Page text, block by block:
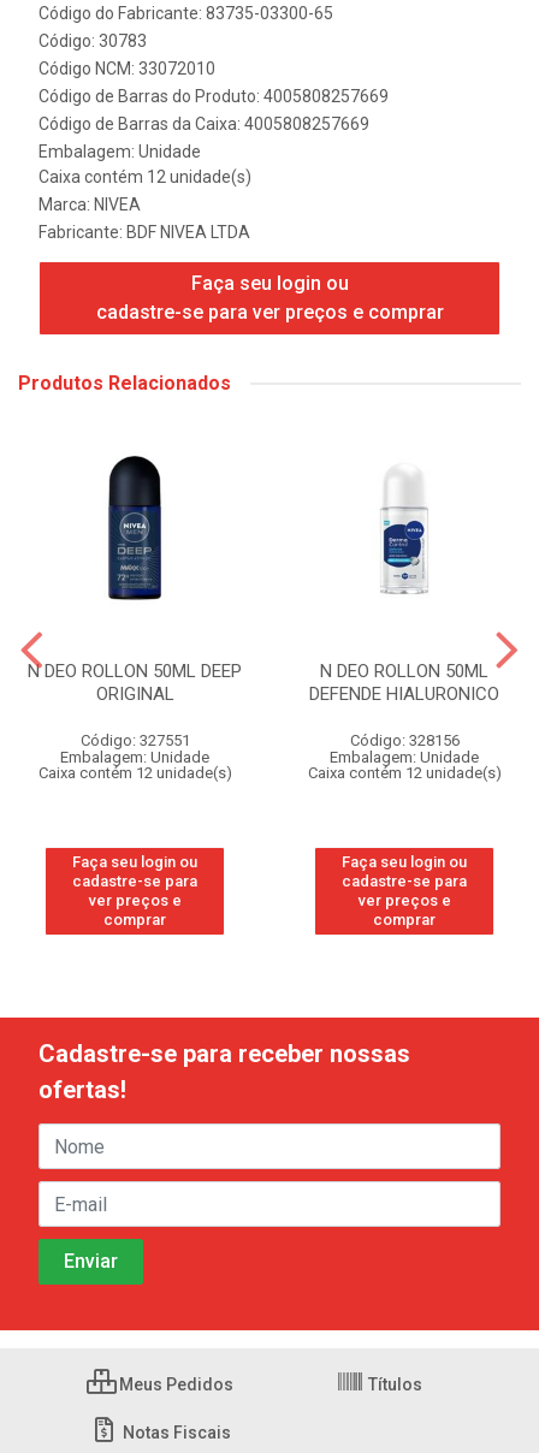
Código do Fabricante: 83735-03300-65
Código: 30783
Código NCM: 33072010
Código de Barras do Produto: 4005808257669
Código de Barras da Caixa: 4005808257669
Embalagem: Unidade
Caixa contém 12 unidade(s)
Marca: NIVEA
Fabricante: BDF NIVEA LTDA
Faça seu login ou
cadastre-se para ver preços e comprar
Produtos Relacionados
N DEO ROLLON 50ML DEEP
ORIGINAL
Código: 327551
Embalagem: Unidade
Caixa contém 12 unidade(s)
Faça seu login ou
cadastre-se para
ver preços e
comprar
N DEO ROLLON 50ML
DEFENDE HIALURONICO
Código: 328156
Embalagem: Unidade
Caixa contém 12 unidade(s)
Faça seu login ou
cadastre-se para
ver preços e
comprar
Cadastre-se para receber nossas
ofertas!
Meus Pedidos Títulos
Notas Fiscais